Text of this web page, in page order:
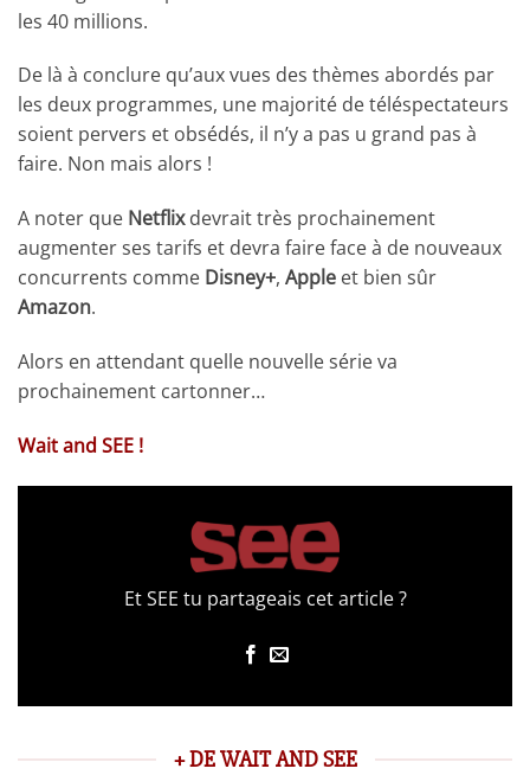
les 40 millions.
De là à conclure qu’aux vues des thèmes abordés par
les deux programmes, une majorité de téléspectateurs
soient pervers et obsédés, il n’y a pas u grand pas à
faire. Non mais alors !
A noter que Netflixdevrait très prochainement
augmenter ses tarifs et devra faire face à de nouveaux
concurrents comme Disney+, Apple et bien sûr
Amazon.
Alors en attendant quelle nouvelle série va
prochainement cartonner…
Wait and SEE !
Et SEE tu partageais cet article ?
+ DE WAIT AND SEE